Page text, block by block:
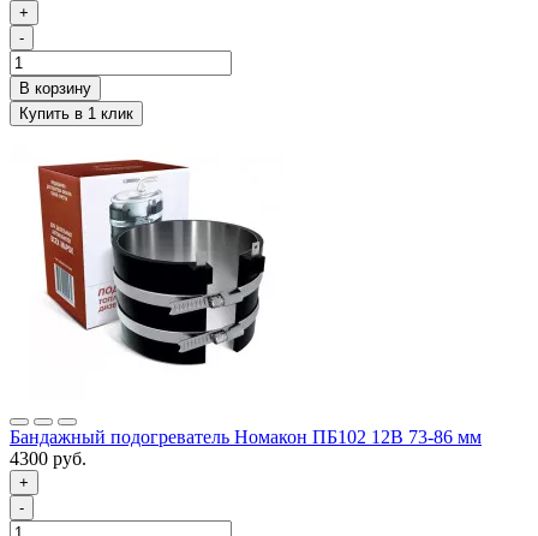
+
-
Бандажный подогреватель Номакон ПБ102 12B 73-86 мм
4300 руб.
+
-